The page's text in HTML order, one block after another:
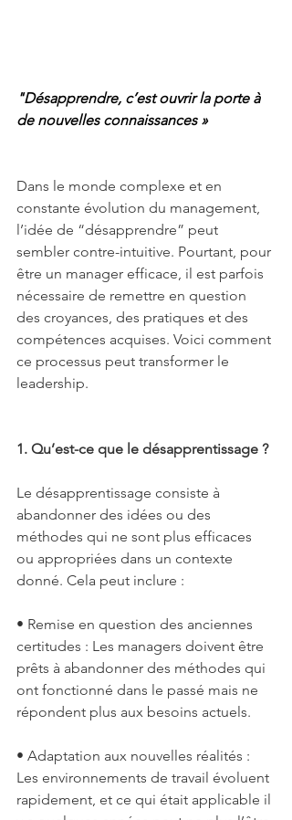
"Désapprendre, c’est ouvrir la porte à
de nouvelles connaissances »
Dans le monde complexe et en
constante évolution du management,
l’idée de “désapprendre” peut
sembler contre-intuitive. Pourtant, pour
être un manager efficace, il est parfois
nécessaire de remettre en question
des croyances, des pratiques et des
compétences acquises. Voici comment
ce processus peut transformer le
leadership.
1. Qu’est-ce que le désapprentissage ?
Le désapprentissage consiste à
abandonner des idées ou des
méthodes qui ne sont plus efficaces
ou appropriées dans un contexte
donné. Cela peut inclure :
• Remise en question des anciennes
certitudes : Les managers doivent être
prêts à abandonner des méthodes qui
ont fonctionné dans le passé mais ne
répondent plus aux besoins actuels.
• Adaptation aux nouvelles réalités :
Les environnements de travail évoluent
rapidement, et ce qui était applicable il